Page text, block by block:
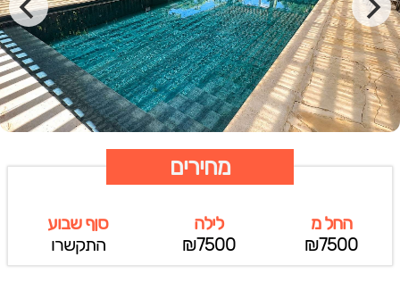
מחירים
החל מ
₪7500
לילה
₪7500
סןף שבוע
התקשרו